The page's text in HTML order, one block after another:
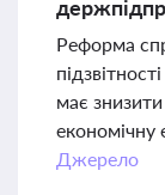
Реформа
має
економічну
Джерело